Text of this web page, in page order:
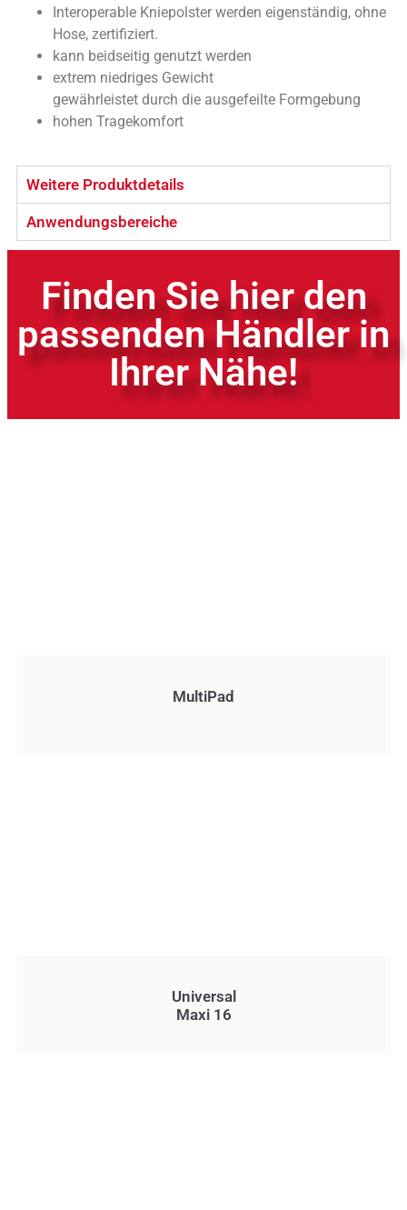
Interoperable Kniepolster werden eigenständig, ohne
Hose, zertifiziert.
kann beidseitig genutzt werden
extrem niedriges Gewicht
gewährleistet durch die ausgefeilte Formgebung
hohen Tragekomfort
Weitere Produktdetails
Anwendungsbereiche
Finden Sie hier den
passenden Händler in
Ihrer Nähe!
MultiPad
Universal
Maxi 16